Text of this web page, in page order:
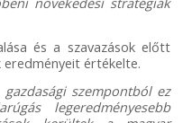
és a szavazások előtt
eredményeit értékelte.
szempontból ez
legeredményesebb